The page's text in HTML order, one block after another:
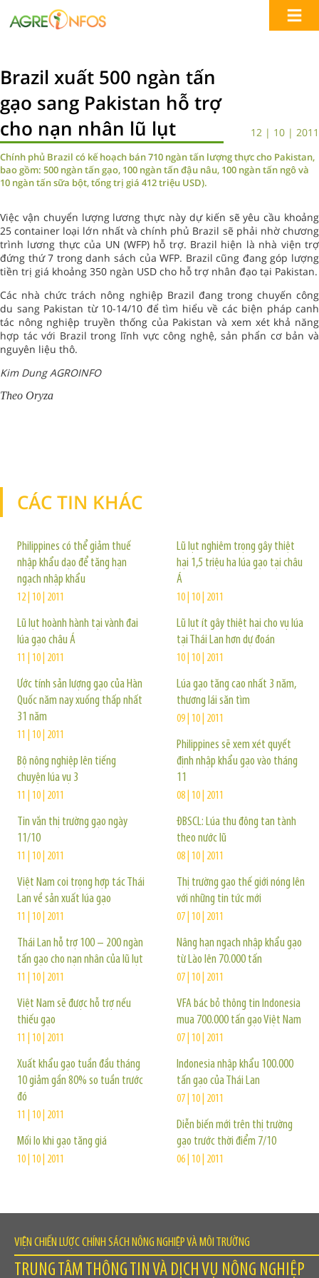
Brazil xuất 500 ngàn tấn
gạo sang Pakistan hỗ trợ
cho nạn nhân lũ lụt
12 | 10 | 2011
Chính phủ Brazil có kế hoạch bán 710 ngàn tấn lượng thực cho Pakistan,
bao gồm: 500 ngàn tấn gạo, 100 ngàn tấn đậu nâu, 100 ngàn tấn ngô và
10 ngàn tấn sữa bột, tổng trị giá 412 triệu USD).
Việc vận chuyển lượng lương thực này dự kiến sẽ yêu cầu khoảng
25 container loại lớn nhất và chính phủ Brazil sẽ phải nhờ chương
trình lương thực của UN (WFP) hỗ trợ. Brazil hiện là nhà viện trợ
đứng thứ 7 trong danh sách của WFP. Brazil cũng đang góp lượng
tiền trị giá khoảng 350 ngàn USD cho hỗ trợ nhân đạo tại Pakistan.
Các nhà chức trách nông nghiệp Brazil đang trong chuyến công
du sang Pakistan từ 10-14/10 để tìm hiểu về các biện pháp canh
tác nông nghiệp truyền thống của Pakistan và xem xét khả năng
hợp tác với Brazil trong lĩnh vực công nghệ, sản phẩn cơ bản và
nguyên liệu thô.
Kim Dung AGROINFO
Theo Oryza
CÁC TIN KHÁC
Philippines có thể giảm thuế
nhập khẩu dạo để tăng hạn
ngạch nhập khẩu
12 | 10 | 2011
Lũ lụt hoành hành tại vành đai
lúa gạo châu Á
11 | 10 | 2011
Ước tính sản lượng gạo của Hàn
Quốc năm nay xuống thấp nhất
31 năm
11 | 10 | 2011
Bộ nông nghiệp lên tiếng
chuyện lúa vụ 3
11 | 10 | 2011
Tin vắn thị trường gạo ngày
11/10
11 | 10 | 2011
Việt Nam coi trọng hợp tác Thái
Lan về sản xuất lúa gạo
11 | 10 | 2011
Thái Lan hỗ trợ 100 – 200 ngàn
tấn gạo cho nạn nhân của lũ lụt
11 | 10 | 2011
Việt Nam sẽ được hỗ trợ nếu
thiếu gạo
11 | 10 | 2011
Xuất khẩu gạo tuần đầu tháng
10 giảm gần 80% so tuần trước
đó
11 | 10 | 2011
Mối lo khi gạo tăng giá
10 | 10 | 2011
Lũ lụt nghiêm trọng gây thiệt
hại 1,5 triệu ha lúa gạo tại châu
Á
10 | 10 | 2011
Lũ lụt ít gây thiệt hại cho vụ lúa
tại Thái Lan hơn dự đoán
10 | 10 | 2011
Lúa gạo tăng cao nhất 3 năm,
thương lái săn tìm
09 | 10 | 2011
Philippines sẽ xem xét quyết
định nhập khẩu gạo vào tháng
11
08 | 10 | 2011
ĐBSCL: Lúa thu đông tan tành
theo nước lũ
08 | 10 | 2011
Thị trường gạo thế giới nóng lên
với những tin tức mới
07 | 10 | 2011
Nâng hạn ngạch nhập khẩu gạo
từ Lào lên 70.000 tấn
07 | 10 | 2011
VFA bác bỏ thông tin Indonesia
mua 700.000 tấn gạo Việt Nam
07 | 10 | 2011
Indonesia nhập khẩu 100.000
tấn gạo của Thái Lan
07 | 10 | 2011
Diễn biến mới trên thị trường
gạo trước thời điểm 7/10
06 | 10 | 2011
VIỆN CHIẾN LƯỢC CHÍNH SÁCH NÔNG NGHIỆP VÀ MÔI TRƯỜNG
TRUNG TÂM THÔNG TIN VÀ DỊCH VỤ NÔNG NGHIỆP